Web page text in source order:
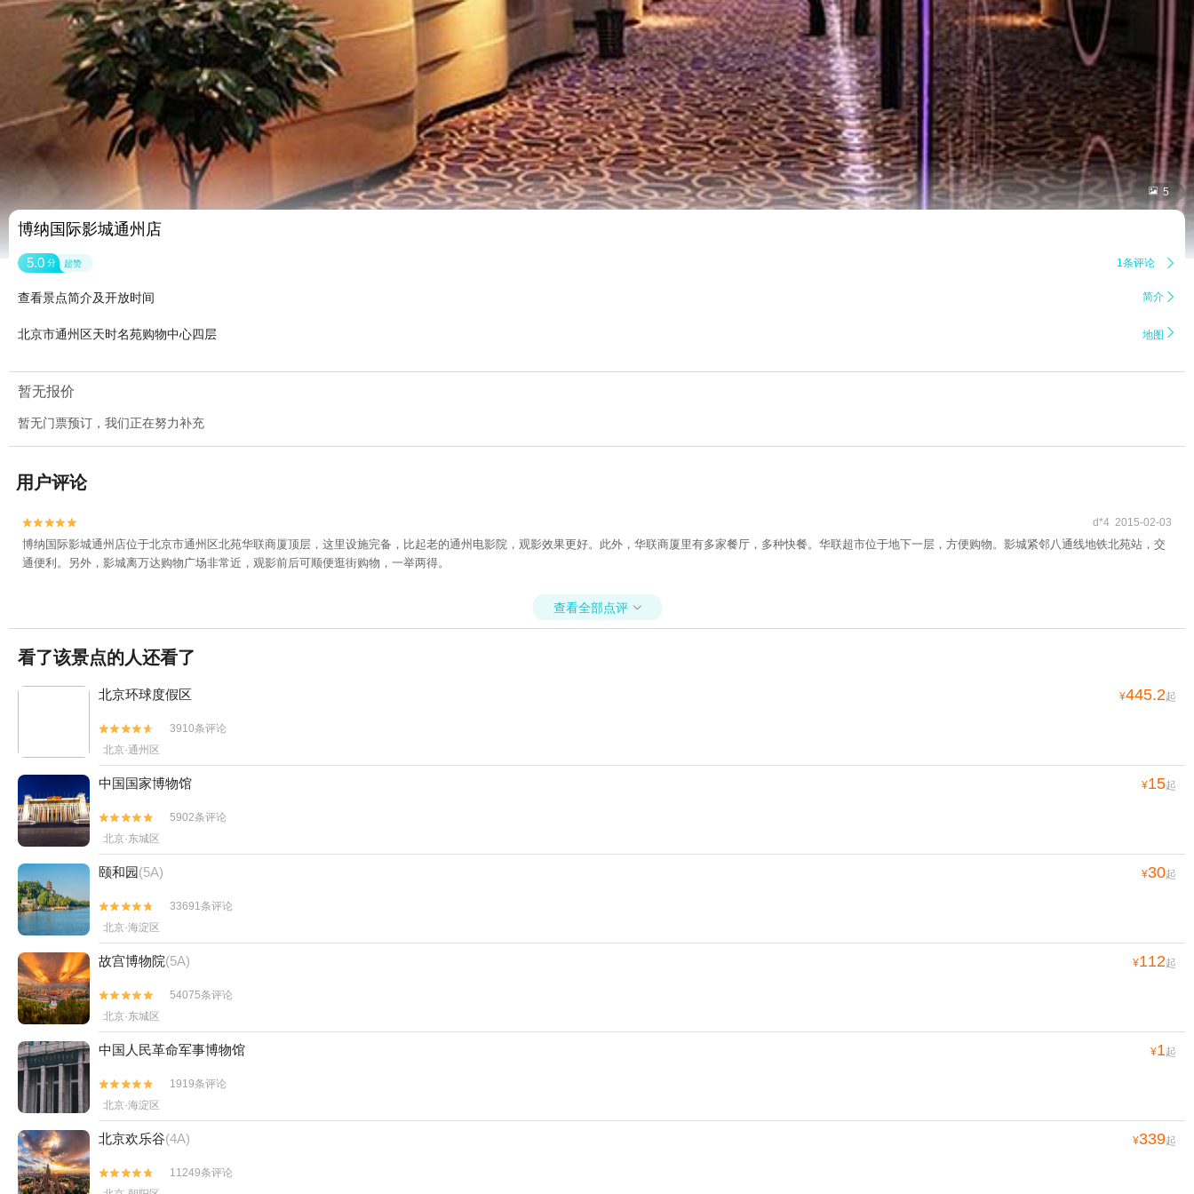
 5
博纳国际影城通州店
5.0 分 超赞 1条评论 
查看景点简介及开放时间 简介 
北京市通州区天时名苑购物中心四层 地图 
暂无报价
暂无门票预订，我们正在努力补充
用户评论

 d*4 2015-02-03
博纳国际影城通州店位于北京市通州区北苑华联商厦顶层，这里设施完备，比起老的通州电影院，观影效果更好。此外，华联商厦里有多家餐厅，多种快餐。华联超市位于地下一层，方便购物。影城紧邻八通线地铁北苑站，交
通便利。另外，影城离万达购物广场非常近，观影前后可顺便逛街购物，一举两得。
查看全部点评 
看了该景点的人还看了
北京环球度假区 ¥445.2起


3910条评论
北京·通州区
中国国家博物馆 ¥15起


5902条评论
北京·东城区
颐和园(5A) ¥30起


33691条评论
北京·海淀区
故宫博物院(5A) ¥112起


54075条评论
北京·东城区
中国人民革命军事博物馆 ¥1起


1919条评论
北京·海淀区
北京欢乐谷(4A) ¥339起


11249条评论